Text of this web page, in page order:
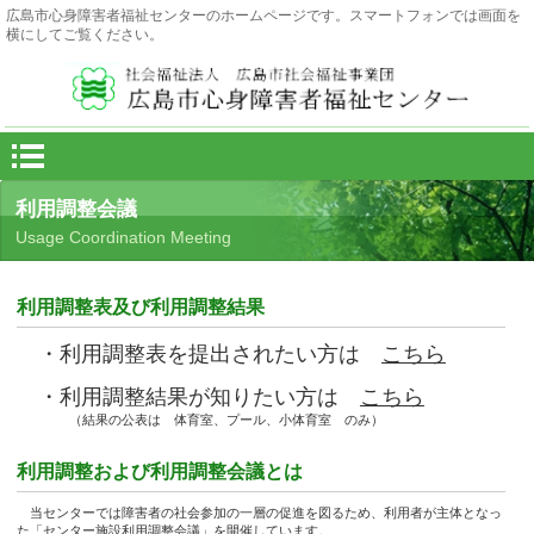
広島市心身障害者福祉センターのホームページです。スマートフォンでは画面を
横にしてご覧ください。
FAX.082-261-7789
利用調整会議
Usage Coordination Meeting
利用調整表及び利用調整結果
・利用調整表を提出されたい方は
こちら
・利用調整結果が知りたい方は
こちら
（結果の公表は 体育室、プール、小体育室 のみ）
利用調整および利用調整会議とは
当センターでは障害者の社会参加の一層の促進を図るため、利用者が主体となっ
た「センター施設利用調整会議」を開催しています。